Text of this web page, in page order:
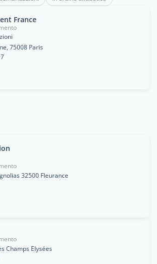
France
75008 Paris
32500 Fleurance
Champs Elysées